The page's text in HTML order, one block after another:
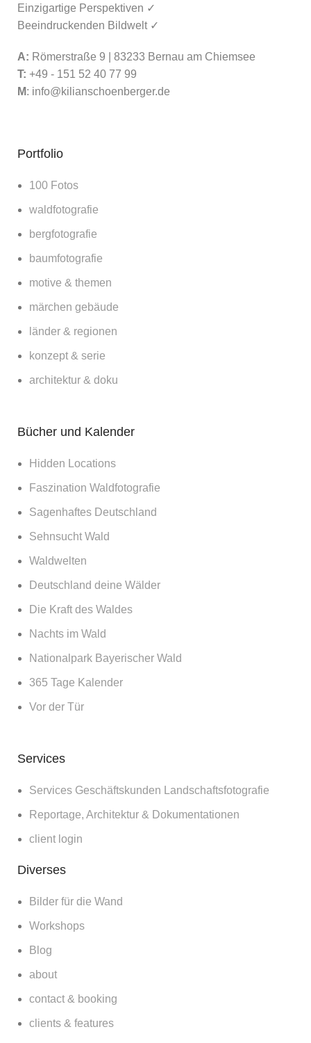
Einzigartige Perspektiven ✓
Beeindruckenden Bildwelt ✓
A: Römerstraße 9 | 83233 Bernau am Chiemsee
T: +49 - 151 52 40 77 99
M: info@kilianschoenberger.de
Portfolio
100 Fotos
waldfotografie
bergfotografie
baumfotografie
motive & themen
märchen gebäude
länder & regionen
konzept & serie
architektur & doku
Bücher und Kalender
Hidden Locations
Faszination Waldfotografie
Sagenhaftes Deutschland
Sehnsucht Wald
Waldwelten
Deutschland deine Wälder
Die Kraft des Waldes
Nachts im Wald
Nationalpark Bayerischer Wald
365 Tage Kalender
Vor der Tür
Services
Services Geschäftskunden Landschaftsfotografie
Reportage, Architektur & Dokumentationen
client login
Diverses
Bilder für die Wand
Workshops
Blog
about
contact & booking
clients & features